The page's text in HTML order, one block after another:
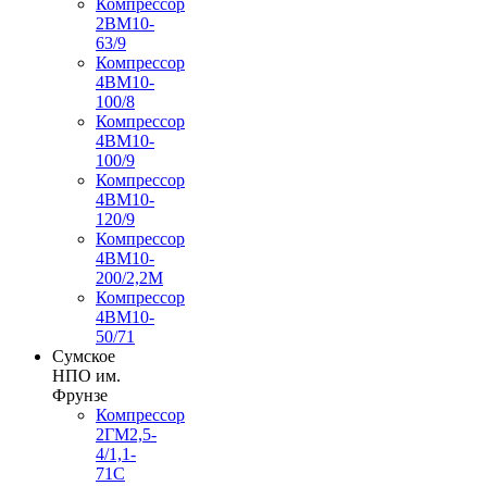
2ВМ10-
63/9
Компрессор
4ВМ10-
100/8
Компрессор
4ВМ10-
100/9
Компрессор
4ВМ10-
120/9
Компрессор
4ВМ10-
200/2,2М
Компрессор
4ВМ10-
50/71
Сумское
НПО им.
Фрунзе
Компрессор
2ГМ2,5-
4/1,1-
71С